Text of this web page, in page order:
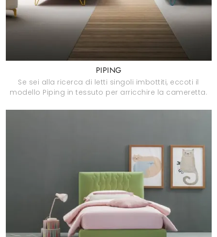
PIPING
Se sei alla ricerca di letti singoli imbottiti, eccoti il
modello Piping in tessuto per arricchire la cameretta.